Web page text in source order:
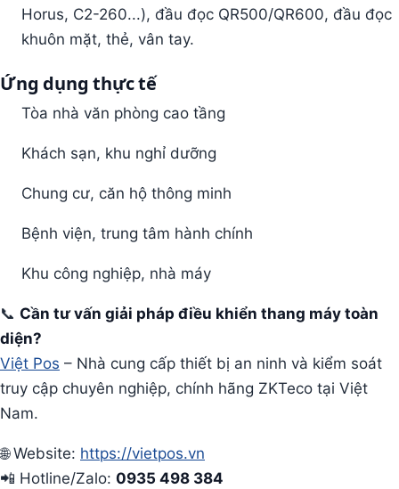
Horus, C2-260...), đầu đọc QR500/QR600, đầu đọc
khuôn mặt, thẻ, vân tay.
Ứng dụng thực tế
Tòa nhà văn phòng cao tầng
Khách sạn, khu nghỉ dưỡng
Chung cư, căn hộ thông minh
Bệnh viện, trung tâm hành chính
Khu công nghiệp, nhà máy
📞 Cần tư vấn giải pháp điều khiển thang máy toàn
diện?
Việt Pos – Nhà cung cấp thiết bị an ninh và kiểm soát
truy cập chuyên nghiệp, chính hãng ZKTeco tại Việt
Nam.
🌐 Website: https://vietpos.vn
📲 Hotline/Zalo: 0935 498 384